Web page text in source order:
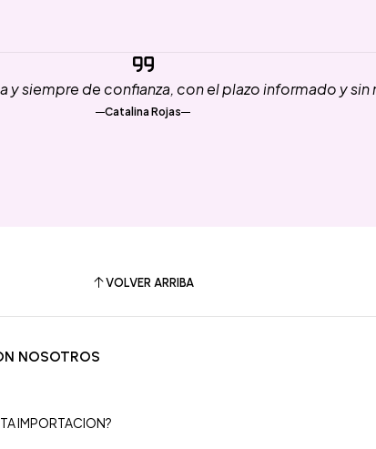
siempre de confianza, con el plazo informado y
Catalina Rojas
VOLVER ARRIBA
NOSOTROS
IMPORTACION?